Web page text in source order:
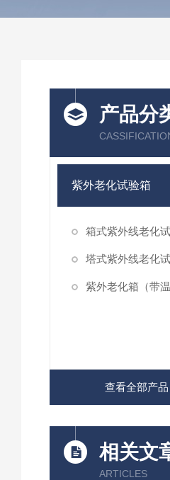
产品分
紫外老化试验箱
箱式紫外线老化
塔式紫外线老化
紫外老化箱（带温
查看全部产
相关文
ARTICLES